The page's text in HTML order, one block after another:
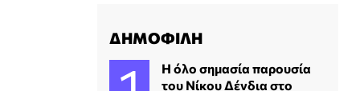
ΔΗΜΟΦΙΛΗ
Η όλο σημασία παρουσία
του Νίκου Δένδια στο